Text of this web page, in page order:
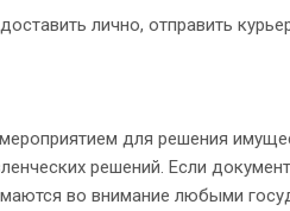
лично, отправить
для решения
решений. Если
во внимание любыми